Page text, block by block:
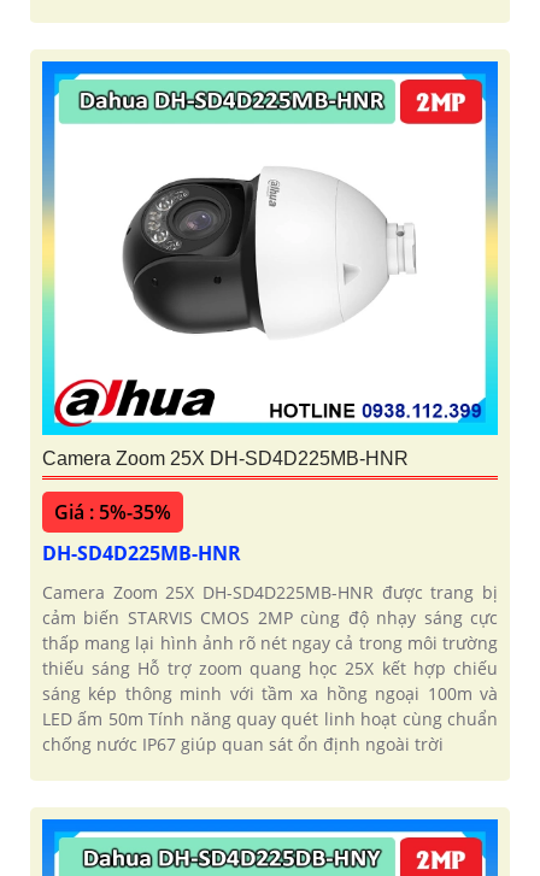
Camera Zoom 25X DH-SD4D225MB-HNR
Giá : 5%-35%
DH-SD4D225MB-HNR
Camera Zoom 25X DH-SD4D225MB-HNR được trang bị
cảm biến STARVIS CMOS 2MP cùng độ nhạy sáng cực
thấp mang lại hình ảnh rõ nét ngay cả trong môi trường
thiếu sáng Hỗ trợ zoom quang học 25X kết hợp chiếu
sáng kép thông minh với tầm xa hồng ngoại 100m và
LED ấm 50m Tính năng quay quét linh hoạt cùng chuẩn
chống nước IP67 giúp quan sát ổn định ngoài trời